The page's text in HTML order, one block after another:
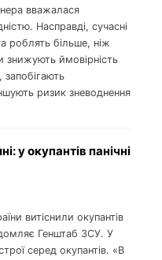
вважалася
Насправді, сучасні
роблять більше, ніж
ймовірність
запобігають
ризик зневоднення
у окупантів панічні
витіснили окупантів
Генштаб ЗСУ. У
серед окупантів. «В